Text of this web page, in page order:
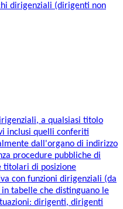
dirigenziali (dirigenti non
a qualsiasi titolo
inclusi quelli conferiti
dall'organo di indirizzo
procedure pubbliche di
titolari di posizione
con funzioni dirigenziali (da
tabelle che distinguano le
dirigenti, dirigenti